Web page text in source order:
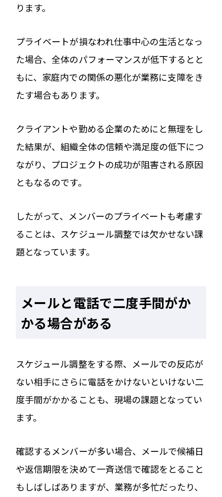
ります。
プライベートが損なわれ仕事中心の生活となっ
た場合、全体のパフォーマンスが低下するとと
もに、家庭内での関係の悪化が業務に支障をき
たす場合もあります。
クライアントや勤める企業のためにと無理をし
た結果が、組織全体の信頼や満足度の低下につ
ながり、プロジェクトの成功が阻害される原因
ともなるのです。
したがって、メンバーのプライベートも考慮す
ることは、スケジュール調整では欠かせない課
題となっています。
メールと電話で二度手間がか
かる場合がある
スケジュール調整をする際、メールでの反応が
ない相手にさらに電話をかけないといけない二
度手間がかかることも、現場の課題となってい
ます。
確認するメンバーが多い場合、メールで候補日
や返信期限を決めて一斉送信で確認をとること
もしばしばありますが、業務が多忙だったり、